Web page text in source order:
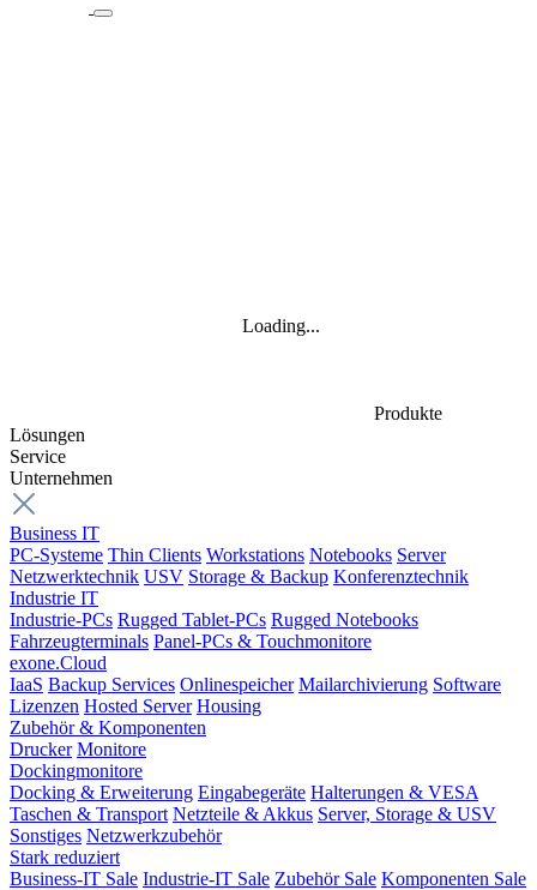
Produkte
Lösungen
Service
Unternehmen
Business IT
PC-Systeme Thin Clients Workstations Notebooks Server
Netzwerktechnik USV Storage & Backup Konferenztechnik
Industrie IT
Industrie-PCs Rugged Tablet-PCs Rugged Notebooks
Fahrzeugterminals Panel-PCs & Touchmonitore
exone.Cloud
IaaS Backup Services Onlinespeicher Mailarchivierung Software
Lizenzen Hosted Server Housing
Zubehör & Komponenten
Drucker Monitore
Dockingmonitore
Docking & Erweiterung Eingabegeräte Halterungen & VESA
Taschen & Transport Netzteile & Akkus Server, Storage & USV
Sonstiges Netzwerkzubehör
Stark reduziert
Business-IT Sale Industrie-IT Sale Zubehör Sale Komponenten Sale
Loading...